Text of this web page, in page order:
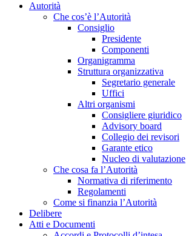
Autorità
Che cos’è l’Autorità
Consiglio
Presidente
Componenti
Organigramma
Struttura organizzativa
Segretario generale
Uffici
Altri organismi
Consigliere giuridico
Advisory board
Collegio dei revisori
Garante etico
Nucleo di valutazione
Che cosa fa l’Autorità
Normativa di riferimento
Regolamenti
Come si finanzia l’Autorità
Delibere
Atti e Documenti